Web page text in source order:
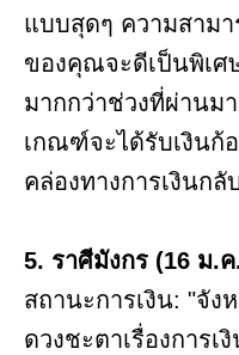
แบบสุดๆ ความสามา
ของคุณจะดีเป็นพิเศ
มากกว่าช่วงที่ผ่านม
เกณฑ์จะได้รับเงินก้
คล่องทางการเงินก
5. ราศีมังกร (16 ม.
สถานะการเงิน: "จัง
ดวงชะตาเรื่องการเ